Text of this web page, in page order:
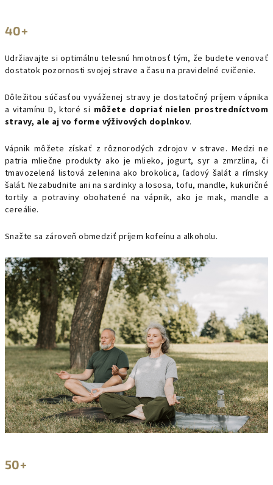
40+
Udržiavajte si optimálnu telesnú hmotnosť tým, že budete venovať
dostatok pozornosti svojej strave a času na pravidelné cvičenie.
Dôležitou súčasťou vyváženej stravy je dostatočný príjem vápnika
a vitamínu D, ktoré si môžete dopriať nielen prostredníctvom
stravy, ale aj vo forme výživových doplnkov.
Vápnik môžete získať z rôznorodých zdrojov v strave. Medzi ne
patria mliečne produkty ako je mlieko, jogurt, syr a zmrzlina, či
tmavozelená listová zelenina ako brokolica, ľadový šalát a rímsky
šalát. Nezabudnite ani na sardinky a lososa, tofu, mandle, kukuričné
tortily a potraviny obohatené na vápnik, ako je mak, mandle a
cereálie.
Snažte sa zároveň obmedziť príjem kofeínu a alkoholu.
50+